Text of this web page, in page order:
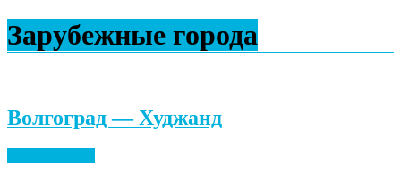
Зарубежные города
Волгоград — Худжанд